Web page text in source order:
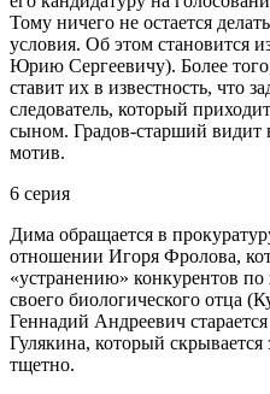
Тому ничего не остается
условия. Об этом становится
Юрию Сергеевичу). Более
ставит их в известность, что
следователь, который
сыном. Градов-старший видит
мотив.
6 серия
Дима обращается в
отношении Игоря Фролова,
«устранению» конкурентов по
своего биологического отца
Геннадий Андреевич
Гулякина, который
тщетно.